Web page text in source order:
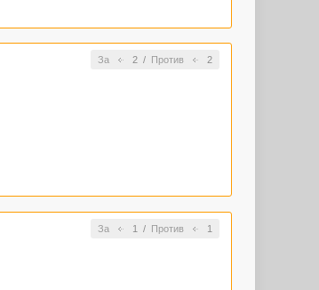
За 2/ Против 2
За 1 / Против 1